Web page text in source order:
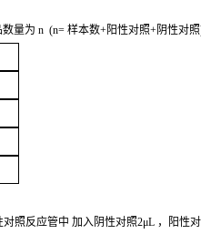
量为 n (n= 样本数+阳性对照+阴性对照
对照反应管中 加入阴性对照2μL ，阳性